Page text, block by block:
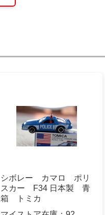
シボレー カマロ ポリ
スカー F34 日本製 青
箱 トミカ